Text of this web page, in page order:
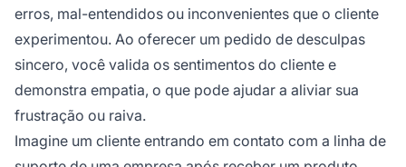
erros, mal-entendidos ou inconvenientes que o cliente
experimentou. Ao oferecer um pedido de desculpas
sincero, você valida os sentimentos do cliente e
demonstra empatia, o que pode ajudar a aliviar sua
frustração ou raiva.
Imagine um cliente entrando em contato com a linha de